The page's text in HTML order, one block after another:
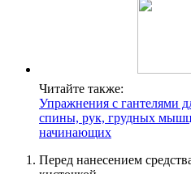
Читайте также:
Упражнения с гантелями
спины, рук, грудных
начинающих
Перед нанесением